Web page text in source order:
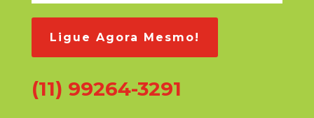
Ligue Agora Mesmo!
(11) 99264-3291